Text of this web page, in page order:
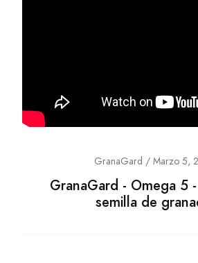
GranaGard / Marzo 5,
GranaGard - Omega 5
semilla de